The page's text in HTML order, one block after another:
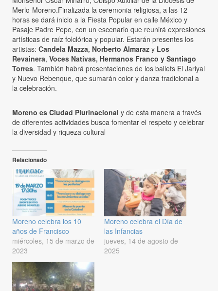
Merlo-Moreno.Finalizada la ceremonia religiosa, a las 12
horas se dará inicio a la Fiesta Popular en calle México y
Pasaje Padre Pepe, con un escenario que reunirá expresiones
artísticas de raíz folclórica y popular. Estarán presentes los
artistas: Candela Mazza, Norberto Almaraz y Los
Revainera, Voces Nativas, Hermanos Franco y Santiago
Torres. También habrá presentaciones de los ballets El Jariyal
y Nuevo Rebenque, que sumarán color y danza tradicional a
la celebración.
Moreno es Ciudad Plurinacional y de esta manera a través
de diferentes actividades busca fomentar el respeto y celebrar
la diversidad y riqueza cultural
Relacionado
Moreno celebra los 10
años de Francisco
miércoles, 15 de marzo de
2023
Moreno celebra el Día de
las Infancias
jueves, 14 de agosto de
2025